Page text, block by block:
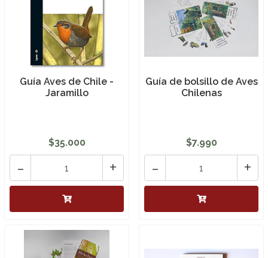
Guía Aves de Chile -
Jaramillo
$35.000
+
-
Guía de bolsillo de Aves
Chilenas
$7.990
+
-